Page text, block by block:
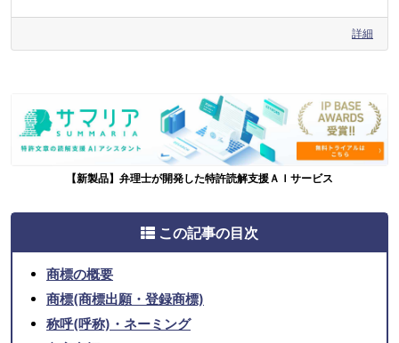
詳細
【新製品】弁理士が開発した特許読解支援ＡＩサービス
この記事の目次
商標の概要
商標(商標出願・登録商標)
称呼(呼称)・ネーミング